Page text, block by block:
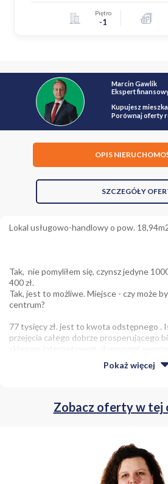
Piętro
-1
Marcin Gawlik
Ekspert
Kupujesz
Porównaj oferty
OPIS
SZCZEGÓŁY
Lokal usługowo-handlowy o pow.
Tak, nie pomyliłem się, czynsz jedyne
400 zł.
Tak, jest to możliwe. Miejsce - czy może
centrum?
77 tysięcy zł. jest to kwota odstępnego .
przejęcia całego dobrze prosperującego
sklepem internetowym, domenami,
możliwością zatowarowania sklepu w
prawie 40 lat! gotowy biznes do przejęcia
Pokaż więcej
Zobacz oferty w tej